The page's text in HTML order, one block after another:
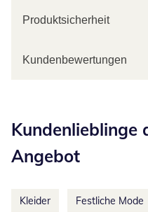
Produktsicherheit
Kundenbewertungen
Kundenlieblinge
Angebot
Kleider Festliche Mode